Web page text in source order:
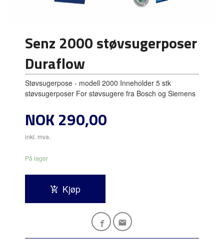
Senz 2000 støvsugerposer
Duraflow
Støvsugerpose - modell 2000 Inneholder 5 stk
støvsugerposer For støvsugere fra Bosch og Siemens
Pris
NOK290,00
inkl. mva.
På lager
Kjøp